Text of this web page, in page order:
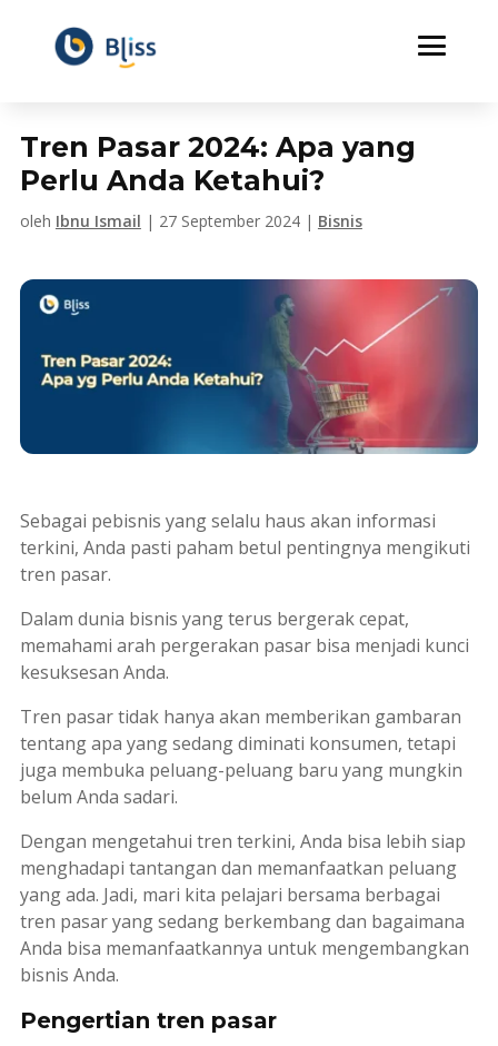
Tren Pasar 2024: Apa yang
Perlu Anda Ketahui?
oleh Ibnu Ismail | 27 September 2024| Bisnis
Sebagai pebisnis yang selalu haus akan informasi
terkini, Anda pasti paham betul pentingnya mengikuti
tren pasar.
Dalam dunia bisnis yang terus bergerak cepat,
memahami arah pergerakan pasar bisa menjadi kunci
kesuksesan Anda.
Tren pasar tidak hanya akan memberikan gambaran
tentang apa yang sedang diminati konsumen, tetapi
juga membuka peluang-peluang baru yang mungkin
belum Anda sadari.
Dengan mengetahui tren terkini, Anda bisa lebih siap
menghadapi tantangan dan memanfaatkan peluang
yang ada. Jadi, mari kita pelajari bersama berbagai
tren pasar yang sedang berkembang dan bagaimana
Anda bisa memanfaatkannya untuk mengembangkan
bisnis Anda.
Pengertian tren pasar